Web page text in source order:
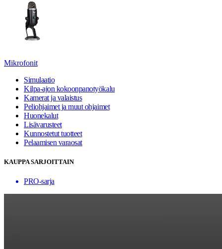
Mikrofonit
Simulaatio
Kilpa-ajon kokoonpanotyökalu
Kamerat ja valaistus
Peliohjaimet ja muut ohjaimet
Huonekalut
Lisävarusteet
Kunnostetut tuotteet
Pelaamisen varaosat
KAUPPA SARJOITTAIN
PRO-sarja